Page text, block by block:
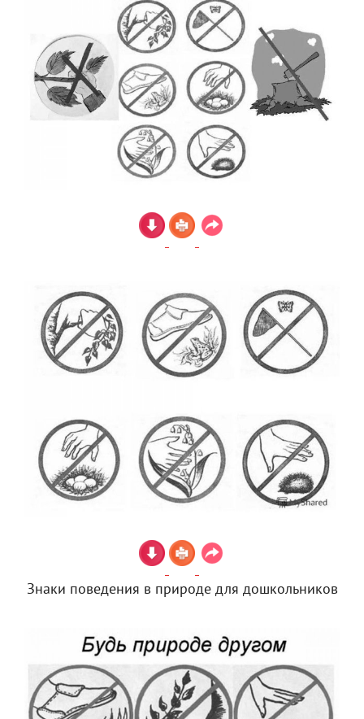
Знаки поведения в природе для дошкольников